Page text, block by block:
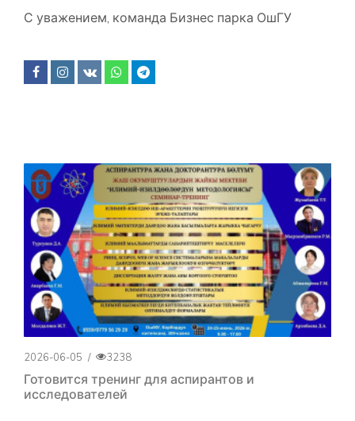
С уважением, команда Бизнес парка ОшГУ
2026-06-05 / 3238
Готовится тренинг для аспирантов и
исследователей